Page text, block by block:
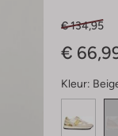
€ 134,95
€
Kleur: